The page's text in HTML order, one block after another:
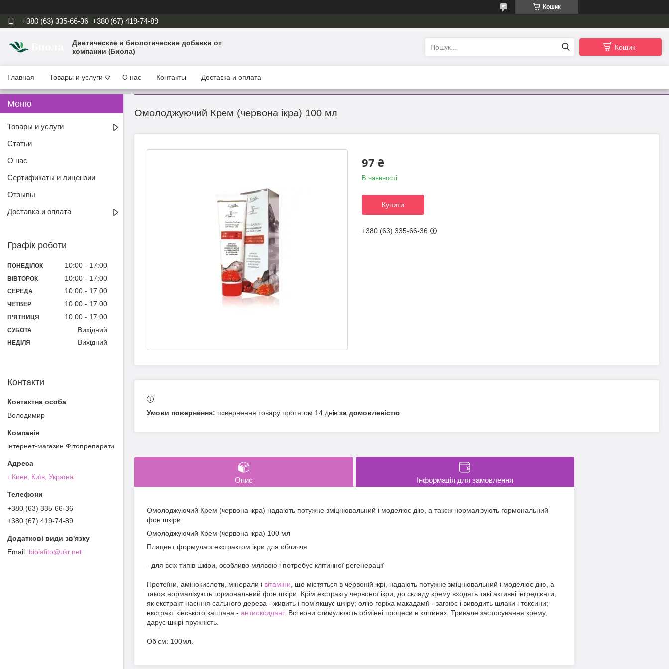
Кошик
+380 (63) 335-66-36 +380 (67) 419-74-89
Диетические и биологические добавки от
компании (Биола)
Кошик
Главная Товары и услуги О нас Контакты Доставка и оплата
Омолоджуючий Крем (червона ікра) 100 мл
97 ₴
В наявності
Купити
+380 (63) 335-66-36
повернення товару протягом 14 днів за домовленістю
Опис Інформація для замовлення
Омолоджуючий Крем (червона ікра) надають потужне зміцнювальний і моделює дію, а також нормалізують гормональний
фон шкіри.
Омолоджуючий Крем (червона ікра) 100 мл
Плацент формула з екстрактом ікри для обличчя
- для всіх типів шкіри, особливо млявою і потребує клітинної регенерації
Протеїни, амінокислоти, мінерали і вітаміни, що містяться в червоній ікрі, надають потужне зміцнювальний і моделює дію, а
також нормалізують гормональний фон шкіри. Крім екстракту червоної ікри, до складу крему входять такі активні інгредієнти,
як екстракт насіння сального дерева - живить і пом'якшує шкіру; олію горіха макадамії - загоює і виводить шлаки і токсини;
екстракт кінського каштана - антиоксидант. Всі вони стимулюють обмінні процеси в клітинах. Тривале застосування крему,
дарує шкірі пружність.
Об'єм: 100мл.
Товары и услуги
Статьи
О нас
Сертификаты и лицензии
Отзывы
Доставка и оплата
Графік роботи
ПОНЕДІЛОК 10:00 17:00
ВІВТОРОК 10:00 17:00
СЕРЕДА 10:00 17:00
ЧЕТВЕР 10:00 17:00
ПʼЯТНИЦЯ 10:00 17:00
СУБОТА Вихідний
НЕДІЛЯ Вихідний
Контакти
Володимир
інтернет-магазин Фітопрепарати
г Киев, Київ, Україна
+380 (63) 335-66-36
+380 (67) 419-74-89
biolafito@ukr.net